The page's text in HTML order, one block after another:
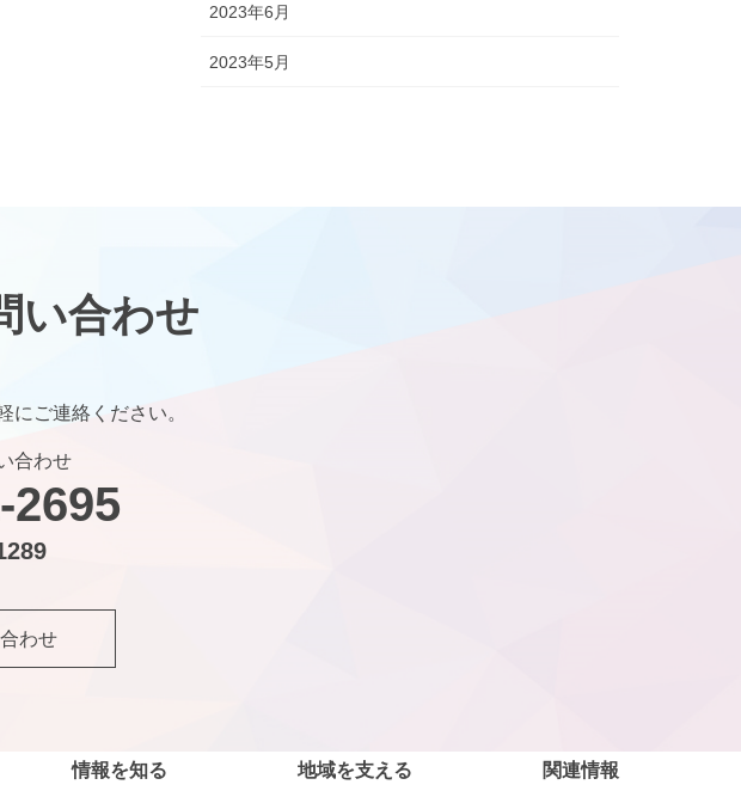
2023年6月
2023年5月
い合わせ
にご連絡ください。
合わせ
2695
わせ
情報を知る 地域を支える 関連情報